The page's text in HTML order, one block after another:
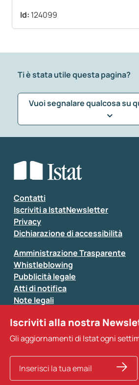
Id: 124099
Ti è stata utile questa pagina?
Vuoi segnalare qualcosa su
Seleziona la tipologia della
Inserisci il tuo commento
Si prega di non fornire dati di natura
esempio dati di contatto). Per ogni
e per richiedere dati, pubblicazioni,
ricerche storiche e richieste
Contatti
Iscriviti a IstatNewsletter
Privacy
Dichiarazione di accessibilità
Amministrazione Trasparente
Whistleblowing
Pubblicità legale
Atti di notifica
Note legali
Sistan
Altri servizi
Iscriviti alla nostra
Gli aggiornamenti di Istat ogni